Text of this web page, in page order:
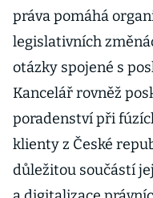
práva pomáhá
legislativních
otázky spojené s
Kancelář rovněž
poradenství při
klienty z České
důležitou součástí